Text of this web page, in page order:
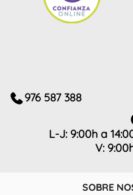
976 587 388
L-J: 9:00h a
V:
SOBRE